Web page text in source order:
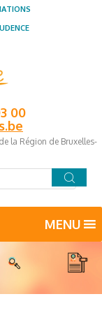
00
la Région de Bruxelles-
MENU